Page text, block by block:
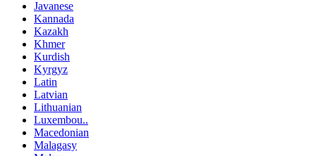
Javanese
Kannada
Kazakh
Khmer
Kurdish
Kyrgyz
Latin
Latvian
Lithuanian
Luxembou..
Macedonian
Malagasy